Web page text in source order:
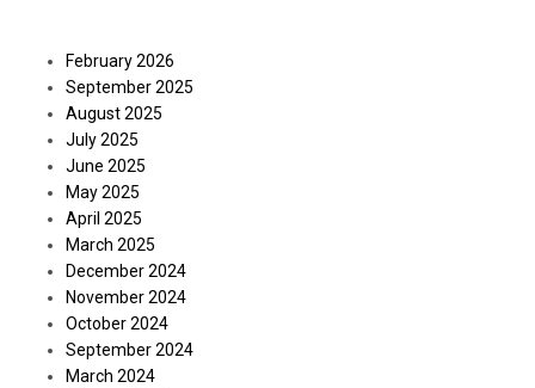
February 2026
September 2025
August 2025
July 2025
June 2025
May 2025
April 2025
March 2025
December 2024
November 2024
October 2024
September 2024
March 2024